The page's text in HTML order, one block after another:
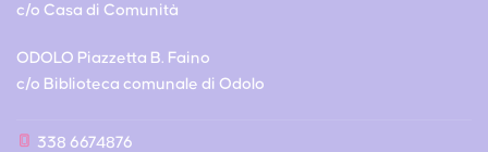
c/o Casa di Comunità
ODOLO Piazzetta B. Faino
c/o Biblioteca comunale di Odolo
338 6674876